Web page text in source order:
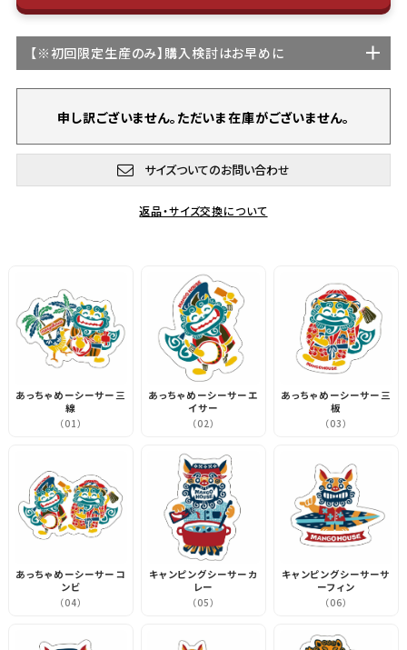
【※初回限定生産のみ】購入検討はお早めに
申し訳ございません。ただいま在庫がございません。
サイズついてのお問い合わせ
返品・サイズ交換について
あっちゃめーシーサー三
線
（01）
あっちゃめーシーサーエ
イサー
（02）
あっちゃめーシーサー三
板
（03）
あっちゃめーシーサーコ
ンビ
（04）
キャンピングシーサーカ
レー
（05）
キャンピングシーサーサ
ーフィン
（06）